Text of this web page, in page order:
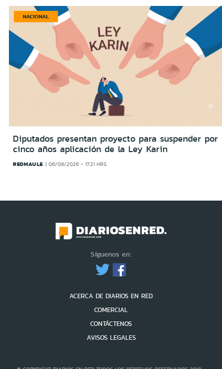
NACIONAL
Diputados presentan proyecto para suspender por
cinco años aplicación de la Ley Karin
REDMAULE 06/08/2026 - 17:21 HRS
Síguenos en:
ACERCA DE DIARIOS EN RED
COMERCIAL
CONTÁCTENOS
AVISOS LEGALES